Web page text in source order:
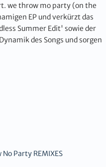
we throw mo party (on the
EP und verkürzt das
Summer Edit' sowie der
des Songs und sorgen
Party REMIXES